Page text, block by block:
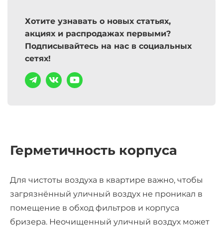
Хотите узнавать о новых статьях,
акциях и распродажах первыми?
Подписывайтесь на нас в социальных
сетях!
Герметичность корпуса
Для чистоты воздуха в квартире важно, чтобы
загрязнённый уличный воздух не проникал в
помещение в обход фильтров и корпуса
бризера. Неочищенный уличный воздух может